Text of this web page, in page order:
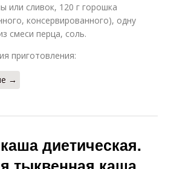
или сливок, 120 г горошка
консервированного), одну
смеси перца, соль.
приготовления:
→
диетическая.